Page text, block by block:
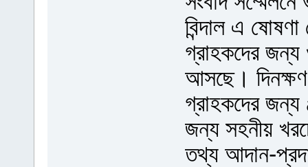
বিন্দাল এ
গ্রাহকদের
আসছে। দিনক্ষণ
গ্রাহকদের
জন্য সহনীয়
তথ্য আদান-